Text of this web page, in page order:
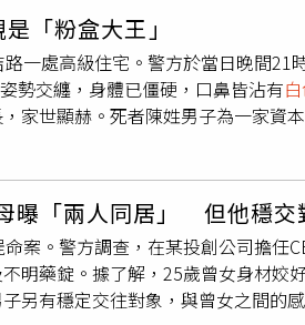
變遷等影響，公司被私募基金以6億
表人，公司在中山區，他曾在新
根據實價登錄，該豪宅12年屋齡，
子吃飯，手機找不到人，晚間9時
顯死亡屍僵。警方初步調查，屋內
與不明藥錠，均查扣送驗。經檢視兩
生衝突。陳父說，知道兒子有女友
會同法醫相驗，家屬希望了解確切死
時內，看不出先後；警方正過濾手
「粉盒大王」
一處高級住宅。警方於當日晚間21
勢交纏，身體已僵硬，口鼻皆沾有
家世顯赫。死者陳姓男子為一家資
常見炫富貼文。家族背景亦不凡，
王」之稱。陳男母親則是該創投公
人近年傳出同居消息，但引發關注
死亡背景皆疑點重重。初步了解，
，親赴住處查看，才驚見二人已明
背靠沙發，曾女則斜躺於其手臂之
分析，以釐清是否涉毒。死者身上
曝「兩人同居」 但他穩交
案。警方調查，在某投創公司擔任
明藥錠。據了解，25歲曾女身材姣
另有穩定交往對象，與曾女之間的